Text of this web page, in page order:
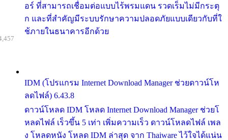
อร์ ที่สามารถเชื่อมต่อแบบไร้พรมแดน รวดเร็มไม่มีกระตุ
ก และที่สำคัญมีระบบรักษาความปลอดภัยแบบเดียวกับที่ใ
ช้ภายในธนาคารอีกด้วย
IDM (โปรแกรม Internet Download Manager ช่วยดาวน์โห
ลดไฟล์) 6.43.8
ดาวน์โหลด IDM โหลด Internet Download Manager ช่วยโ
หลดไฟล์ เร็วขึ้น 5 เท่า เพิ่มความเร็ว ดาวน์โหลดไฟล์ เพล
ง โหลดหนัง โหลด IDM ล่าสุด จาก Thaiware ไว้ใจได้แน่น